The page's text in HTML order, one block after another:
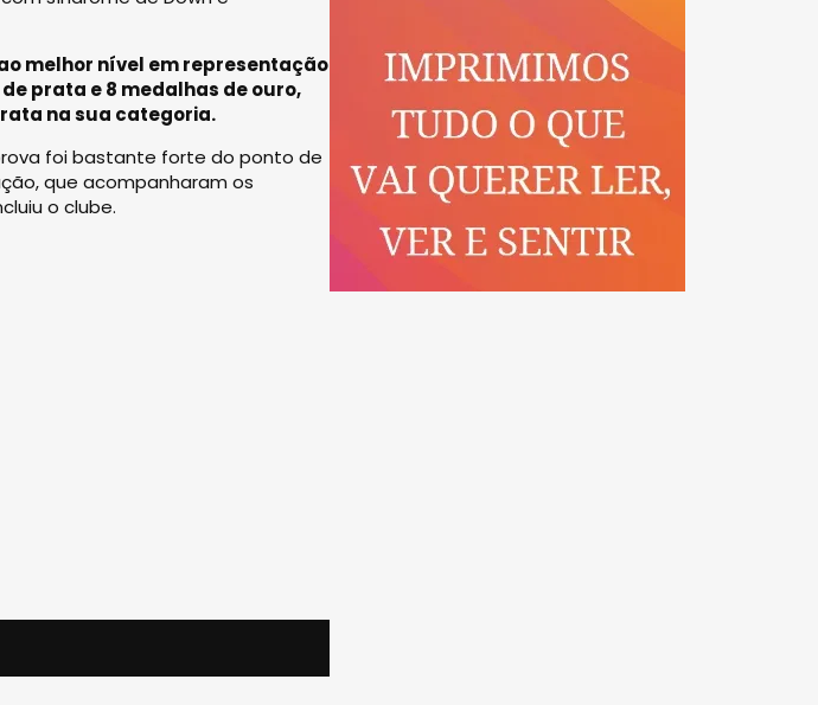
melhor nível em representação
prata e 8 medalhas de ouro,
na sua categoria.
foi bastante forte do ponto de
que acompanharam os
o clube.